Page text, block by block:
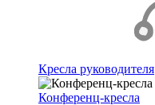
Кресла руководителя
Конференц-кресла